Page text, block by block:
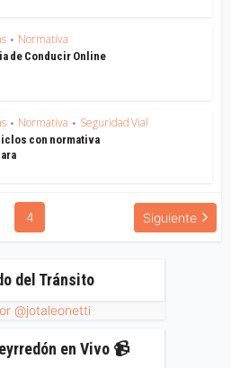
• Normativa
de Conducir Online
• Normativa • Seguridad Vial
con normativa
4 Siguiente
del Tránsito
@jotaleonetti
en Vivo 📹